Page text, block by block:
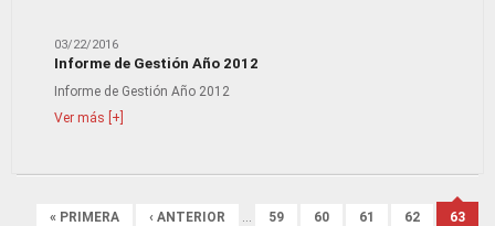
03/22/2016
Informe de Gestión Año 2012
Informe de Gestión Año 2012
Ver más [+]
« PRIMERA ‹ ANTERIOR 59 60 61 62 63